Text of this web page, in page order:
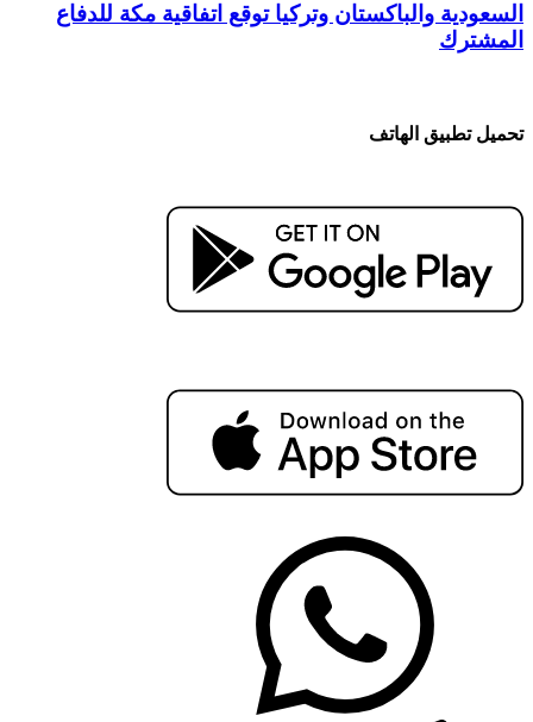
السعودية والباكستان وتركيا توقع اتفاقية مكة للدفاع
المشترك
تحميل تطبيق الهاتف